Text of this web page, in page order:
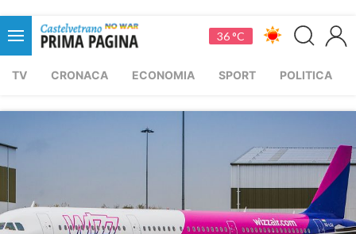
36 °C
TV CRONACA ECONOMIA SPORT POLITICA